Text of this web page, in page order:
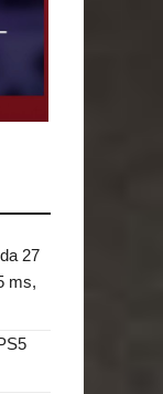
27
ms,